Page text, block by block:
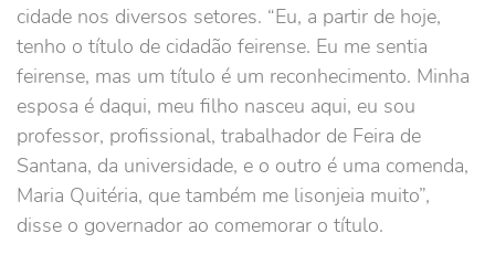
cidade nos diversos setores. “Eu, a partir de hoje,
tenho o título de cidadão feirense. Eu me sentia
feirense, mas um título é um reconhecimento. Minha
esposa é daqui, meu filho nasceu aqui, eu sou
professor, profissional, trabalhador de Feira de
Santana, da universidade, e o outro é uma comenda,
Maria Quitéria, que também me lisonjeia muito”,
disse o governador ao comemorar o título.